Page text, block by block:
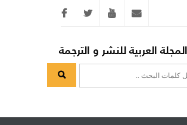
العربية للنشر و الترجمة